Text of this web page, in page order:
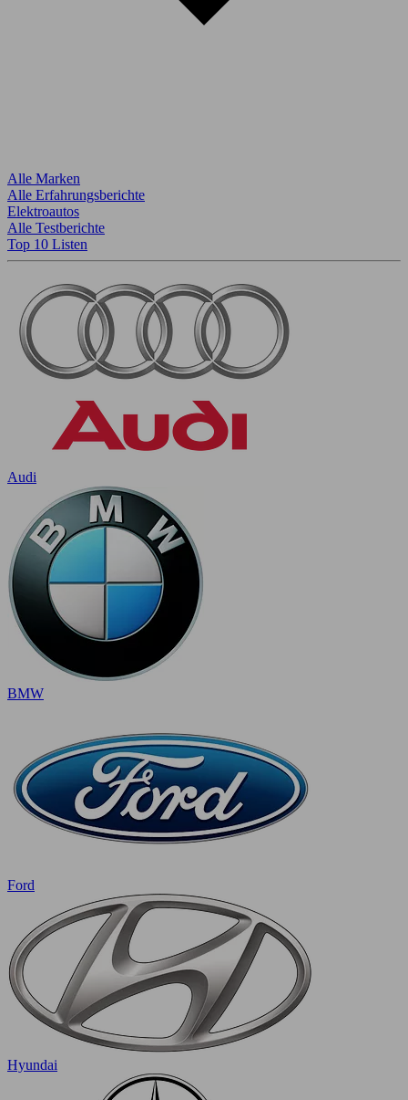
Alle Marken
Alle Erfahrungsberichte
Elektroautos
Alle Testberichte
Top 10 Listen
Audi
BMW
Ford
Hyundai